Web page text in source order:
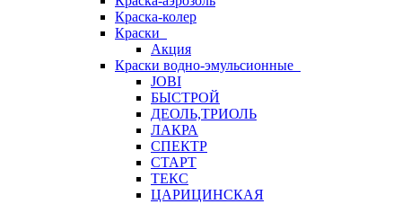
Краска-колер
Краски
Акция
Краски водно-эмульсионные
JOBI
БЫСТРОЙ
ДЕОЛЬ,ТРИОЛЬ
ЛАКРА
СПЕКТР
СТАРТ
ТЕКС
ЦАРИЦИНСКАЯ